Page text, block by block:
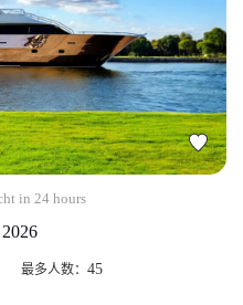
in 24 hours
最多人数： 45